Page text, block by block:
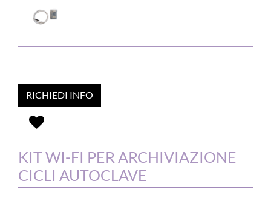
RICHIEDI INFO
KIT WI-FI PER ARCHIVIAZIONE
CICLI AUTOCLAVE